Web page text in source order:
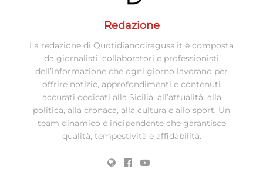
Redazione
La redazione di Quotidianodiragusa.it è composta
da giornalisti, collaboratori e professionisti
dell’informazione che ogni giorno lavorano per
offrire notizie, approfondimenti e contenuti
accurati dedicati alla Sicilia, all’attualità, alla
politica, alla cronaca, alla cultura e allo sport. Un
team dinamico e indipendente che garantisce
qualità, tempestività e affidabilità.